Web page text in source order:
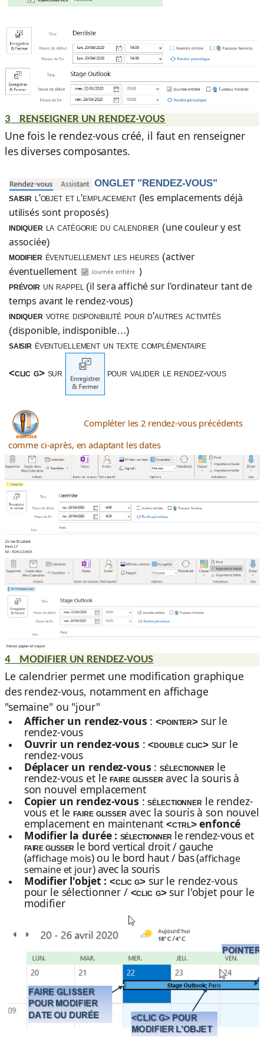
3 RENSEIGNER UN RENDEZ-VOUS
Une fois le rendez-vous créé, il faut en renseigner
les diverses composantes.
ONGLET "RENDEZ-VOUS"
saisir l'objet et l'emplacement (les emplacements déjà
utilisés sont proposés)
indiquerla catégorie du calendrier (une couleur y est
associée)
modifieréventuellement les heures (activer
éventuellement
)
prévoirun rappel (il sera affiché sur l'ordinateur tant de
temps avant le rendez-vous)
indiquervotre disponibilité pour d'autres activités
(disponible, indisponible…)
saisir éventuellement un texte complémentaire
<clic g>sur pour valider le rendez-vous
Compléter les 2 rendez-vous précédents
comme ci-après, en adaptant les dates
4 MODIFIER UN RENDEZ-VOUS
Le calendrier permet une modification graphique
des rendez-vous, notamment en affichage
"semaine" ou "jour"
Afficher un rendez-vous :<pointer> sur le
rendez-vous
Ouvrir un rendez-vous :<double clic>sur le
rendez-vous
Déplacer un rendez-vous :sélectionnerle
rendez-vous et lefaire glisser avec la souris à
son nouvel emplacement
Copier un rendez-vous :sélectionnerle rendez-
vous et lefaire glisser avec la souris à son nouvel
emplacement en maintenant<ctrl>enfoncé
Modifier la durée : sélectionnerle rendez-vous et
faire glisserle bord vertical droit / gauche
(affichage mois) ou le bord haut / bas (affichage
semaine et jour) avec la souris
Modifier l'objet :<clic g> sur le rendez-vous
pour le sélectionner / <clic g> sur l'objet pour le
modifier